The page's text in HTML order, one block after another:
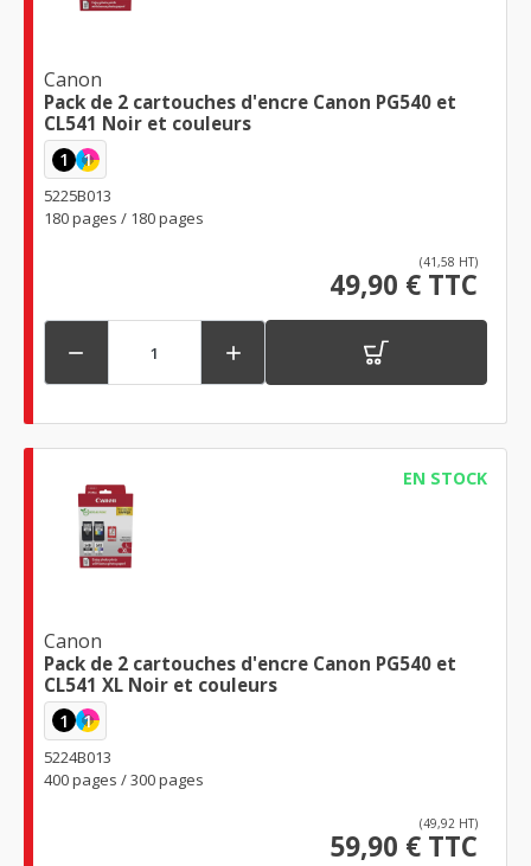
Canon
Pack de 2 cartouches d'encre Canon PG540 et
CL541 Noir et couleurs
1 1
5225B013
180 pages / 180 pages
(41,58 HT)
49,90 € TTC
 
EN STOCK
Canon
Pack de 2 cartouches d'encre Canon PG540 et
CL541 XL Noir et couleurs
1 1
5224B013
400 pages / 300 pages
(49,92 HT)
59,90 € TTC